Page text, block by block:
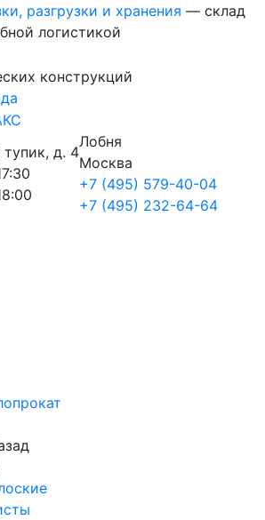
разгрузки и хранения — склад
логистикой
конструкций
д. 4
Лобня
Москва
+7 (495) 579-40-04
+7 (495) 232-64-64